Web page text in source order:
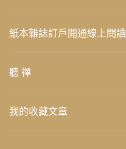
紙本雜誌訂戶開通線上閱讀
聽 禪
我的收藏文章